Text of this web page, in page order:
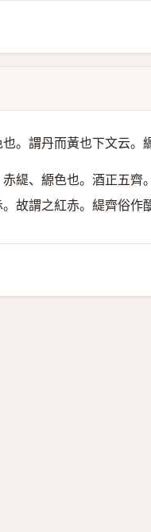
。 謂丹而黃也下文云。
緹、縓色也。酒正五齊
故謂之紅赤。緹齊俗作